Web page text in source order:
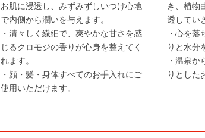
お肌に浸透し、みずみずしいつけ心地
で内側から潤いを与えます。
・清々しく繊細で、爽やかな甘さを感
じるクロモジの香りが心身を整えてく
れます。
・顔・髪・身体すべてのお手入れにご
使用いただけます。
き、植物
透してい
・心を
りと水分
・温泉
りとした